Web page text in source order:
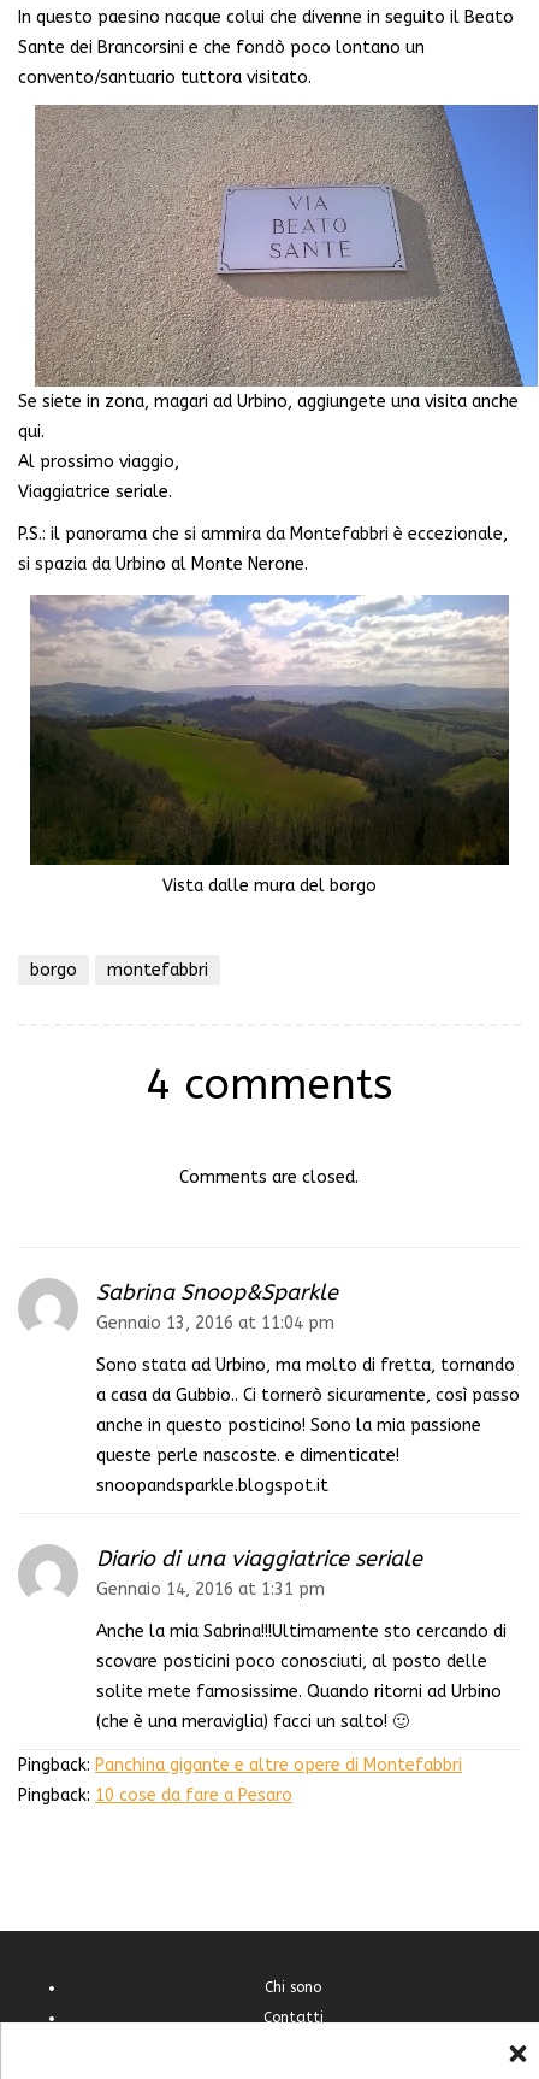
In questo paesino nacque colui che divenne in seguito il Beato
Sante dei Brancorsini e che fondò poco lontano un
convento/santuario tuttora visitato.
Se siete in zona, magari ad Urbino, aggiungete una visita anche
qui.
Al prossimo viaggio,
Viaggiatrice seriale.
P.S.: il panorama che si ammira da Montefabbri è eccezionale,
si spazia da Urbino al Monte Nerone.
Vista dalle mura del borgo
borgo montefabbri
4 comments
Comments are closed.
Sabrina Snoop&Sparkle
Gennaio 13, 2016 at 11:04 pm
Sono stata ad Urbino, ma molto di fretta, tornando
a casa da Gubbio.. Ci tornerò sicuramente, così passo
anche in questo posticino! Sono la mia passione
queste perle nascoste. e dimenticate!
snoopandsparkle.blogspot.it
Diario di una viaggiatrice seriale
Gennaio 14, 2016 at 1:31 pm
Anche la mia Sabrina!!!Ultimamente sto cercando di
scovare posticini poco conosciuti, al posto delle
solite mete famosissime. Quando ritorni ad Urbino
(che è una meraviglia) facci un salto! 🙂
Pingback: Panchina gigante e altre opere di Montefabbri
Pingback: 10 cose da fare a Pesaro
Chi sono
Contatti